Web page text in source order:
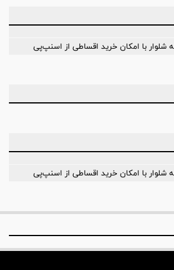
شلوار با امکان خرید اقساطی از اسنپ‌پی
شلوار با امکان خرید اقساطی از اسنپ‌پی